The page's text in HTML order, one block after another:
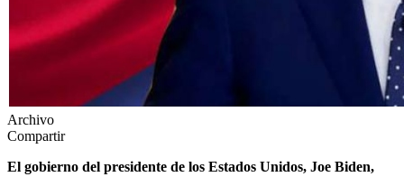
Archivo
Compartir
El gobierno del presidente de los Estados Unidos, Joe Biden,